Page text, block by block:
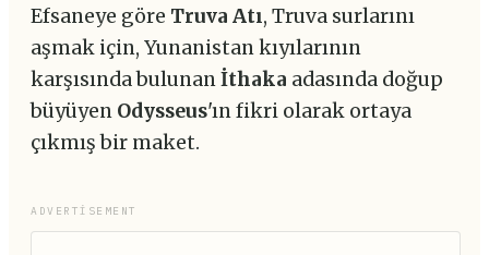
Efsaneye göre Truva Atı, Truva surlarını
aşmak için, Yunanistan kıyılarının
karşısında bulunanİthaka adasında doğup
büyüyen Odysseus'ın fikri olarak ortaya
çıkmış bir maket.
ADVERTISEMENT